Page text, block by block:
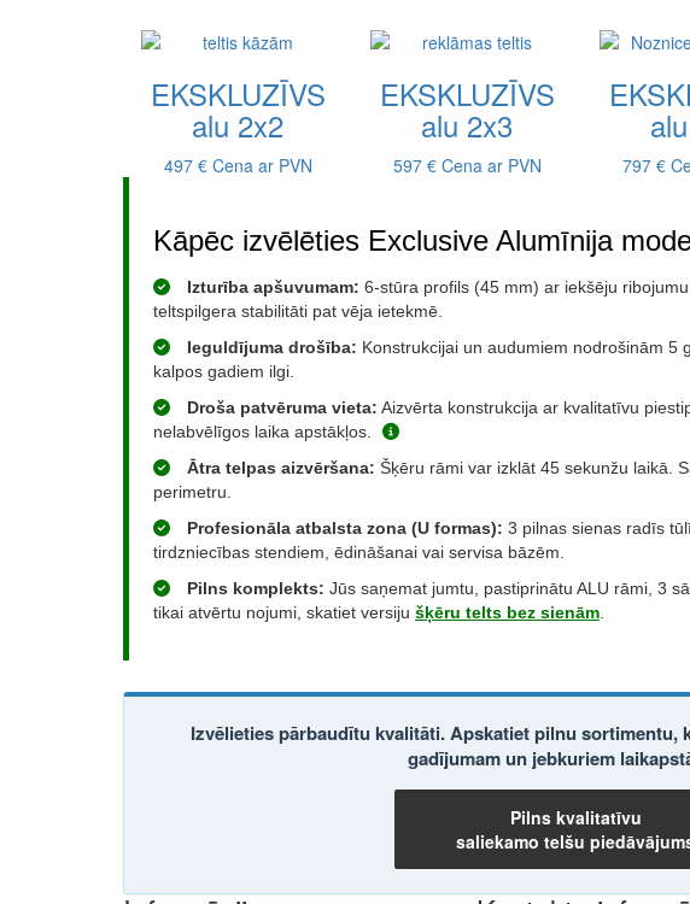
EKSKLUZĪVS
alu 2x2
497 € Cena ar PVN
EKSKLUZĪVS
alu 2x3
597 € Cena ar PVN 797 €
Kāpēc izvēlēties Exclusive Alumīnija
Izturība apšuvumam: 6‑stūra profils (45 mm) ar iekšēju
teltspilgera stabilitāti pat vēja ietekmē.
Ieguldījuma drošība: Konstrukcijai un audumiem nodrošinām 5
kalpos gadiem ilgi.
Droša patvēruma vieta: Aizvērta konstrukcija ar kvalitatīvu
nelabvēlīgos laika apstākļos.
Ātra telpas aizvēršana: Šķēru rāmi var izklāt 45 sekunžu laikā.
perimetru.
Profesionāla atbalsta zona (U formas): 3 pilnas sienas radīs
tirdzniecības stendiem, ēdināšanai vai servisa bāzēm.
Pilns komplekts: Jūs saņemat jumtu, pastiprinātu ALU rāmi, 3
tikai atvērtu nojumi, skatiet versiju šķēru telts bez sienām
Izvēlieties pārbaudītu kvalitāti. Apskatiet pilnu sortimentu,
gadījumam un jebkuriem
Pilns kvalitatīvu
saliekamo telšu